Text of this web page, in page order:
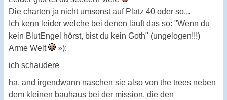
Die charten ja nicht umsonst auf Platz 40 oder so...
Ich kenn leider welche bei denen läuft das so: "Wenn du
kein BlutEngel hörst, bist du kein Goth" (ungelogen!!!)
Arme Welt
»):
ich schaudere
ha, and irgendwann naschen sie also von the trees neben
dem kleinen bauhaus bei der mission, die den